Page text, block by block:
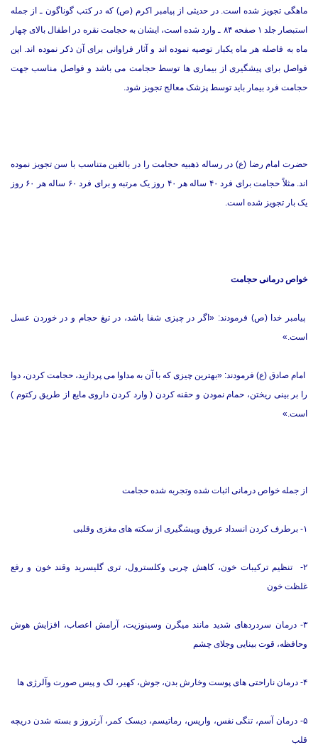
ماهگی تجویز شده است. در حدیثی از پیامبر اکرم (ص) که در کتب گوناگون ـ از جمله
استبصار جلد ۱ صفحه ۸۴ ـ وارد شده است، ایشان به حجامت نقره در اطفال بالای چهار
ماه به فاصله هر ماه یکبار توصیه نموده اند و آثار فراوانی برای آن ذکر نموده اند. این
فواصل برای پیشگیری از بیماری ها توسط حجامت می باشد و فواصل مناسب جهت
حجامت فرد بیمار باید توسط پزشک معالج تجویز شود.
حضرت امام رضا (ع) در رساله ذهبیه حجامت را در بالغین متناسب با سن تجویز نموده
اند. مثلاً حجامت برای فرد ۴۰ ساله هر ۴۰ روز یک مرتبه و برای فرد ۶۰ ساله هر ۶۰ روز
یک بار تجویز شده است.
خواص درمانی حجامت
پیامبر خدا (ص) فرمودند: «اگر در چیزی شفا باشد، در تیغ حجام و در خوردن عسل
است.»
امام صادق (ع) فرمودند: «بهترین چیزی که با آن به مداوا می پردازید، حجامت کردن، دوا
را بر بینی ریختن، حمام نمودن و حقنه کردن ( وارد کردن داروی مایع از طریق رکتوم )
است.»
از جمله خواص درمانی اثبات شده وتجربه شده حجامت
۱- برطرف کردن انسداد عروق وپیشگیری از سکته های مغزی وقلبی
۲- تنظیم ترکیبات خون، کاهش چربی وکلسترول، تری گلیسرید وقند خون و رفع
غلظت خون
۳- درمان سردردهای شدید مانند میگرن وسینوزیت، آرامش اعصاب، افزایش هوش
وحافظه، قوت بینایی وجلای چشم
۴- درمان ناراحتی های پوست وخارش بدن، جوش، کهیر، لک و پیس صورت وآلرژی ها
۵- درمان آسم، تنگی نفس، واریس، رماتیسم، دیسک کمر، آرتروز و بسته شدن دریچه
قلب